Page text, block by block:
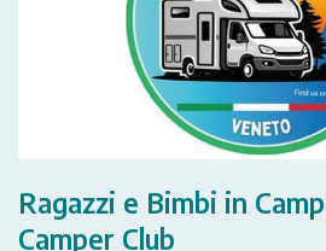
Ragazzi e Bimbi in
Camper Club